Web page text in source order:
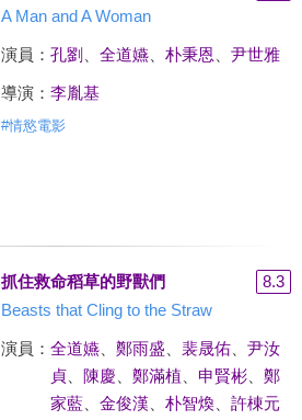
A Man and A Woman
演員： 孔劉 全道嬿、 朴秉恩 尹世雅
導演： 李胤基
#情慾電影
抓住救命稻草的野獸們
8.3
Beasts that Cling to the Straw
演員： 全道嬿、 鄭雨盛 裴晟佑、 尹汝
貞、 陳慶 鄭滿植 申賢彬、 鄭
家藍、 金俊漢 朴智煥、 許棟元